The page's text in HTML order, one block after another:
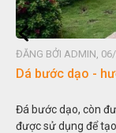
BỞI ADMIN, 06/08/
bước dạo - hướng
dạo, còn được
sử dụng để tạo lối đi